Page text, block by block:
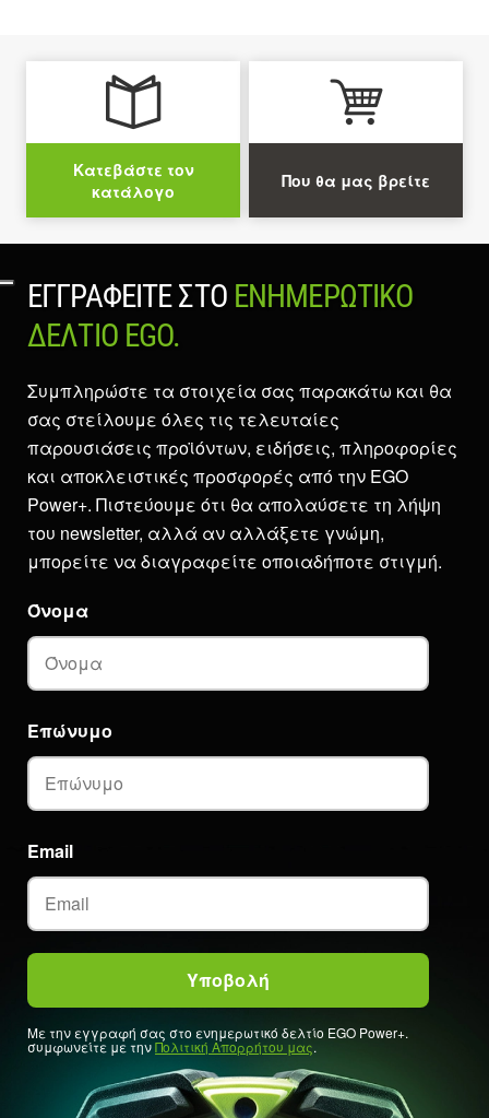
Κατεβάστε τον
κατάλογο
Που θα μας βρείτε
ΕΓΓΡΑΦΕΊΤΕ ΣΤΟ ΕΝΗΜΕΡΩΤΙΚΌ
ΔΕΛΤΊΟ EGO.
Συμπληρώστε τα στοιχεία σας παρακάτω και θα
σας στείλουμε όλες τις τελευταίες
παρουσιάσεις προϊόντων, ειδήσεις, πληροφορίες
και αποκλειστικές προσφορές από την EGO
Power+. Πιστεύουμε ότι θα απολαύσετε τη λήψη
του newsletter, αλλά αν αλλάξετε γνώμη,
μπορείτε να διαγραφείτε οποιαδήποτε στιγμή.
Email
Όνομα
Επώνυμο
Με την εγγραφή σας στο ενημερωτικό δελτίο EGO Power+.
συμφωνείτε με τηνΠολιτική Απορρήτου μας.